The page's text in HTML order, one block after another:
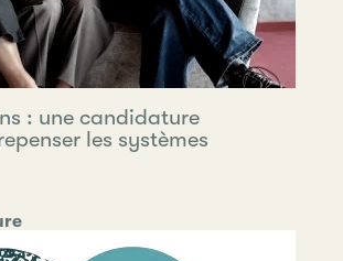
: une candidature
les systèmes